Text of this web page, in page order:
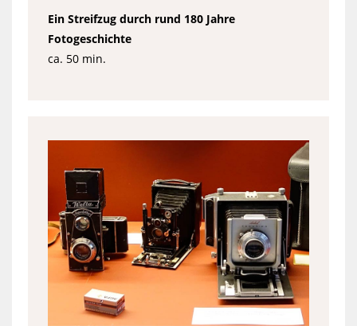
Ein Streifzug durch rund 180 Jahre
Fotogeschichte
ca. 50 min.